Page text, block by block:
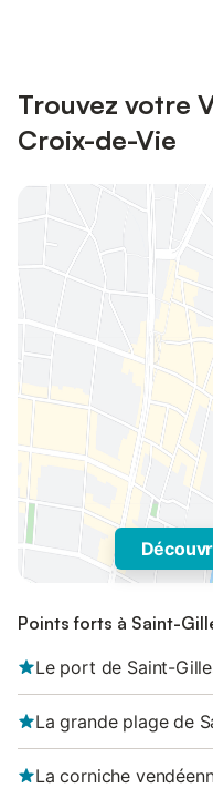
Trouvez votre
Croix-de-Vie
Points forts à Saint-
Le port de Saint-
La grande plage de
La corniche